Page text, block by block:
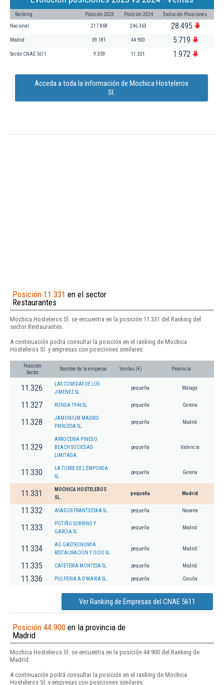
Ranking Posición 2023 Posición 2024 Evolución Posiciones
Nacional 217.868 246.363 28.495
Madrid 39.181 44.900 5.719
Sector CNAE 5611 9.359 11.331 1.972
Acceda a toda la información de Mochica Hosteleros
Sl.
Posición 11.331 en el sector
Restaurantes
Mochica Hosteleros Sl. se encuentra en la posición 11.331 del Ranking del
sector Restaurantes.
A continuación podrá consultar la posición en el ranking de Mochica
Hosteleros Sl. y empresas con posiciones similares:
Posición
Sector
Nombre de la empresa Ventas (€) Provincia
11.326
LAS COMIDAS DE LOS
JIMENEZ SL.
pequeña Málaga
11.327 RONDA 1946 SL pequeña Gerona
11.328
JAMONIUM MADRID
PRINCESA SL.
pequeña Madrid
11.329
ARROCERIA PINEDO
BEACH SOCIEDAD
LIMITADA.
pequeña Valencia
11.330
LA TORRE DE L'EMPORDA
SL.
pequeña Gerona
11.331
MOCHICA HOSTELEROS
SL.
pequeña Madrid
11.332 ASADOR FRANTXESKA SL. pequeña Navarra
11.333
POTIÑO SOBRINO Y
GARCIA SL
pequeña Madrid
11.334
AG GASTRONOMIA
RESTAURACION Y OCIO SL
pequeña Madrid
11.335 CAFETERIA MONTESA SL pequeña Madrid
11.336 PULPERIA A D'MARIA SL. pequeña Coruña
Ver Ranking de Empresas del CNAE 5611
Posición 44.900 en la provincia de
Madrid
Mochica Hosteleros Sl. se encuentra en la posición 44.900 del Ranking de
Madrid.
A continuación podrá consultar la posición en el ranking de Mochica
Hosteleros Sl. y empresas con posiciones similares: